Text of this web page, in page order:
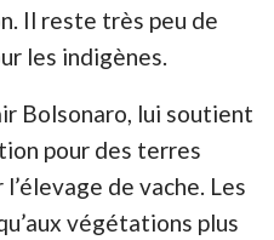
Il reste très peu de
les indigènes.
Bolsonaro, lui soutient
pour des terres
de vache. Les
végétations plus